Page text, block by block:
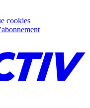
cookies